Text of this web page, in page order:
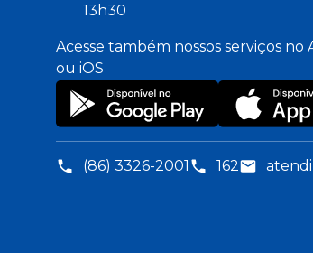
13h30
Acesse também nossos serviços no
ou iOS
(86) 3326-2001 162